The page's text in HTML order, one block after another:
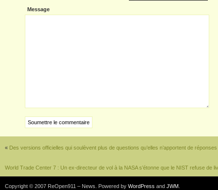
Message
« Des versions officielles qui soulèvent plus de questions qu’elles n’apportent de réponses
World Trade Center 7 : Un ex-directeur de vol à la NASA s’étonne que le NIST refuse de
Copyright © 2007 ReOpen911 – News. Powered by WordPress and JWM